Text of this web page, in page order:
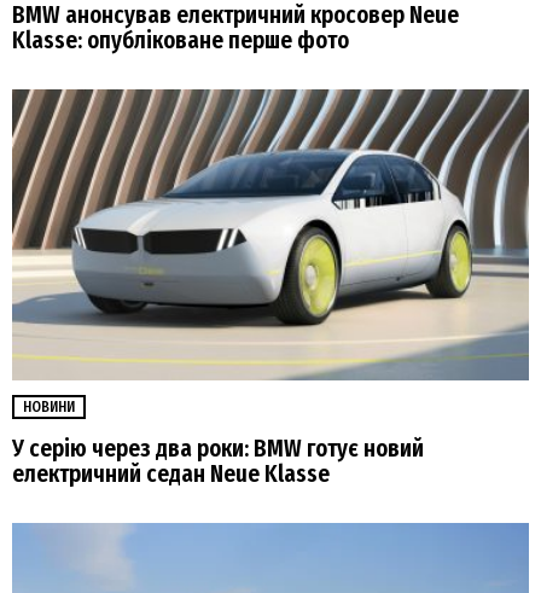
BMW анонсував електричний кросовер Neue
Klasse: опубліковане перше фото
НОВИНИ
У серію через два роки: BMW готує новий
електричний седан Neue Klasse